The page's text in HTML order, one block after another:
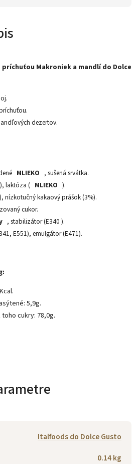
príchuťou Makroniek a mandlí do Dolce
dezertov.
MLIEKO , sušená srvátka.
laktóza ( MLIEKO ).
nízkotučný kakaový prášok (3%).
cukor.
, stabilizátor (E340 ).
E551), emulgátor (E471).
5,9g.
toho cukry: 78,0g.
Italfoods do Dolce Gusto
0.14 kg